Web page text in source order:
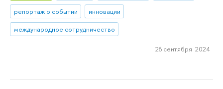
репортаж о событии
инновации
международное сотрудничество
26 сентября 2024